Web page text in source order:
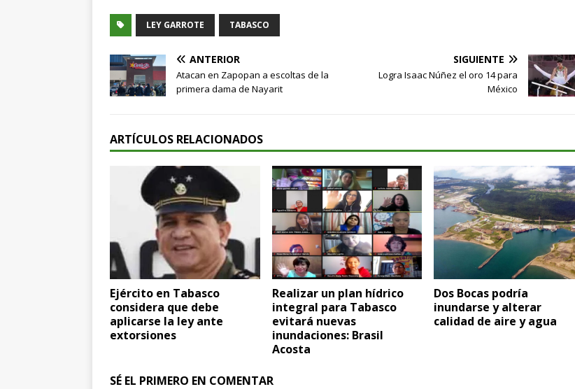
LEY GARROTE TABASCO
ANTERIOR
Atacan en Zapopan a escoltas de la
primera dama de Nayarit
SIGUIENTE
Logra Isaac Núñez el oro 14 para
México
ARTÍCULOS RELACIONADOS
Ejército en Tabasco
considera que debe
aplicarse la ley ante
extorsiones
Realizar un plan hídrico
integral para Tabasco
evitará nuevas
inundaciones: Brasil
Acosta
Dos Bocas podría
inundarse y alterar
calidad de aire y agua
SÉ EL PRIMERO EN COMENTAR